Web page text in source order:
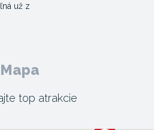
už z
Mapa
top atrakcie